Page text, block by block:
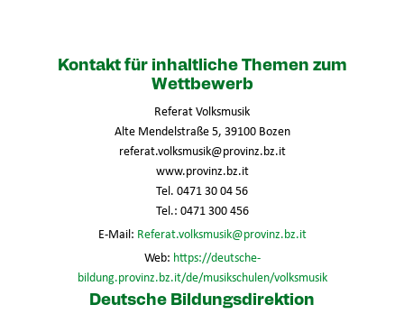
Kontakt für inhaltliche Themen zum
Wettbewerb
Referat Volksmusik
Alte Mendelstraße 5, 39100 Bozen
referat.volksmusik@provinz.bz.it
www.provinz.bz.it
Tel. 0471 30 04 56
Tel.: 0471 300 456
E-Mail: Referat.volksmusik@provinz.bz.it
Web: https://deutsche-
bildung.provinz.bz.it/de/musikschulen/volksmusik
Deutsche Bildungsdirektion